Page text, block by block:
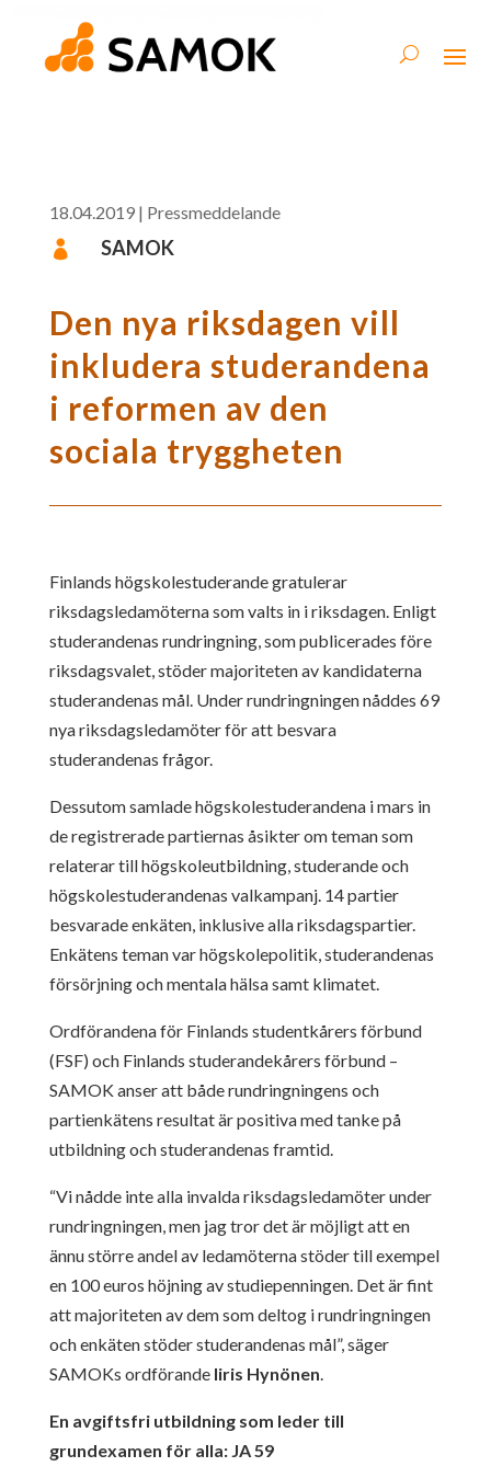
18.04.2019| Pressmeddelande
 SAMOK
Den nya riksdagen vill
inkludera studerandena
i reformen av den
sociala tryggheten
Finlands högskolestuderande gratulerar
riksdagsledamöterna som valts in i riksdagen. Enligt
studerandenas rundringning, som publicerades före
riksdagsvalet, stöder majoriteten av kandidaterna
studerandenas mål. Under rundringningen nåddes 69
nya riksdagsledamöter för att besvara
studerandenas frågor.
Dessutom samlade högskolestuderandena i mars in
de registrerade partiernas åsikter om teman som
relaterar till högskoleutbildning, studerande och
högskolestuderandenas valkampanj. 14 partier
besvarade enkäten, inklusive alla riksdagspartier.
Enkätens teman var högskolepolitik, studerandenas
försörjning och mentala hälsa samt klimatet.
Ordförandena för Finlands studentkårers förbund
(FSF) och Finlands studerandekårers förbund –
SAMOK anser att både rundringningens och
partienkätens resultat är positiva med tanke på
utbildning och studerandenas framtid.
“Vi nådde inte alla invalda riksdagsledamöter under
rundringningen, men jag tror det är möjligt att en
ännu större andel av ledamöterna stöder till exempel
en 100 euros höjning av studiepenningen. Det är fint
att majoriteten av dem som deltog i rundringningen
och enkäten stöder studerandenas mål”, säger
SAMOKs ordförande Iiris Hynönen.
En avgiftsfri utbildning som leder till
grundexamen för alla: JA 59